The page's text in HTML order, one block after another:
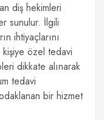
diş hekimleri
sunulur. İlgili
ihtiyaçlarını
kişiye özel tedavi
dikkate alınarak
tedavi
bir hizmet